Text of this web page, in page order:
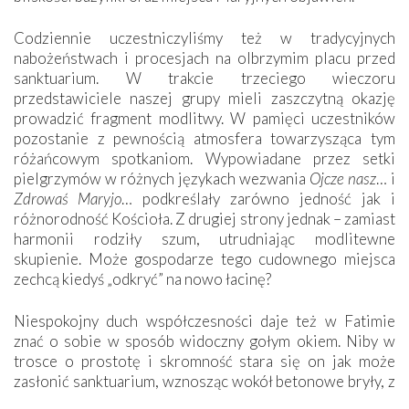
Codziennie uczestniczyliśmy też w tradycyjnych
nabożeństwach i procesjach na olbrzymim placu przed
sanktuarium. W trakcie trzeciego wieczoru
przedstawiciele naszej grupy mieli zaszczytną okazję
prowadzić fragment modlitwy. W pamięci uczestników
pozostanie z pewnością atmosfera towarzysząca tym
różańcowym spotkaniom. Wypowiadane przez setki
pielgrzymów w różnych językach wezwania Ojcze nasz… i
Zdrowaś Maryjo… podkreślały zarówno jedność jak i
różnorodność Kościoła. Z drugiej strony jednak – zamiast
harmonii rodziły szum, utrudniając modlitewne
skupienie. Może gospodarze tego cudownego miejsca
zechcą kiedyś „odkryć” na nowo łacinę?
Niespokojny duch współczesności daje też w Fatimie
znać o sobie w sposób widoczny gołym okiem. Niby w
trosce o prostotę i skromność stara się on jak może
zasłonić sanktuarium, wznosząc wokół betonowe bryły, z